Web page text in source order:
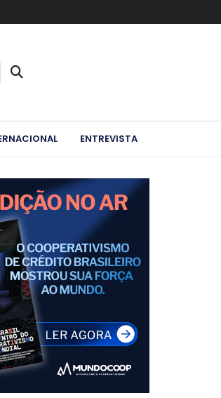
ENTREVISTA